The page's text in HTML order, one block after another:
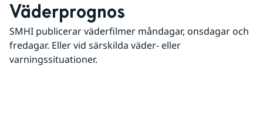
Väderprognos
SMHI publicerar väderfilmer måndagar, onsdagar och
fredagar. Eller vid särskilda väder- eller
varningssituationer.